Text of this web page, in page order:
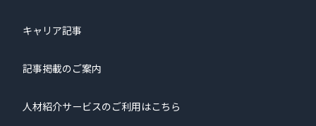
キャリア記事
記事掲載のご案内
人材紹介サービスのご利用はこちら